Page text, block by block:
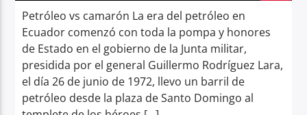
Petróleo vs camarón La era del petróleo en
Ecuador comenzó con toda la pompa y honores
de Estado en el gobierno de la Junta militar,
presidida por el general Guillermo Rodríguez Lara,
el día 26 de junio de 1972, llevo un barril de
petróleo desde la plaza de Santo Domingo al